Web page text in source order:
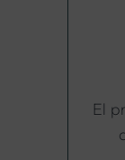
El